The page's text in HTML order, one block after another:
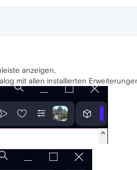
anzeigen,
mit allen installierten